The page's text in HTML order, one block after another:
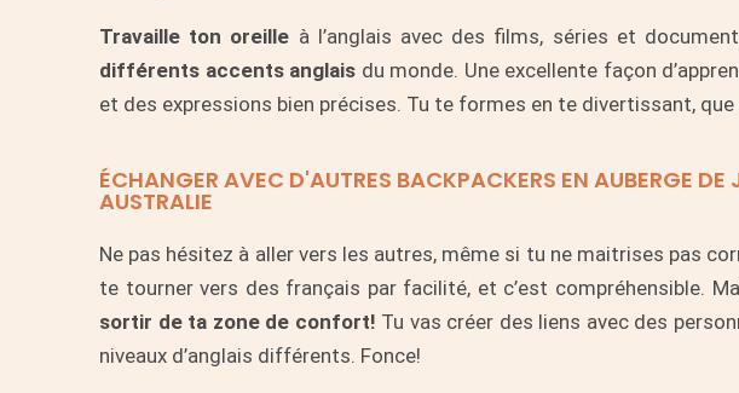
Travaille ton oreille à l’anglais avec des films, séries et
différents accents anglais du monde. Une excellente façon
et des expressions bien précises. Tu te formes en te divertissant,
ÉCHANGER AVEC D'AUTRES BACKPACKERS EN AUBERGE DE
AUSTRALIE
Ne pas hésitez à aller vers les autres, même si tu ne maitrises pas
te tourner vers des français par facilité, et c’est compréhensible.
sortir de ta zone de confort! Tu vas créer des liens avec des
niveaux d’anglais différents. Fonce!